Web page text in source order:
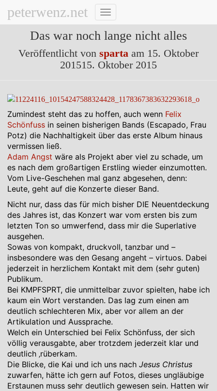
peterwenz.net
Navigation
umschalten
Das war noch lange nicht alles
Veröffentlicht von sparta am 15. Oktober
201515. Oktober 2015
Zumindest steht das zu hoffen, auch wenn Felix
Schönfuss in seinen bisherigen Bands (Escapado, Frau
Potz) die Nachhaltigkeit über das erste Album hinaus
vermissen ließ.
Adam Angst wäre als Projekt aber viel zu schade, um
es nach dem großartigen Erstling wieder einzumotten.
Vom Live-Geschehen mal ganz abgesehen, denn:
Leute, geht auf die Konzerte dieser Band.
Nicht nur, dass das für mich bisher DIE Neuentdeckung
des Jahres ist, das Konzert war vom ersten bis zum
letzten Ton so umwerfend, dass mir die Superlative
ausgehen.
Sowas von kompakt, druckvoll, tanzbar und –
insbesondere was den Gesang angeht – virtuos. Dabei
jederzeit in herzlichem Kontakt mit dem (sehr guten)
Publikum.
Bei KMPFSPRT, die unmittelbar zuvor spielten, habe ich
kaum ein Wort verstanden. Das lag zum einen am
deutlich schlechteren Mix, aber vor allem an der
Artikulation und Aussprache.
Welch ein Unterschied bei Felix Schönfuss, der sich
völlig verausgabte, aber trotzdem jederzeit klar und
deutlich ‚rüberkam.
Die Blicke, die Kai und ich uns nach Jesus Christus
zuwarfen, hätte ich gern auf Fotos, dieses ungläubige
Erstaunen muss sehr deutlich gewesen sein. Hatten wir